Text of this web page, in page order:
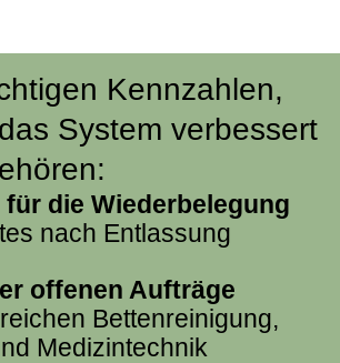
Kennzahlen,
System verbessert
die Wiederbelegung
nach Entlassung
offenen Aufträge
Bettenreinigung,
Medizintechnik